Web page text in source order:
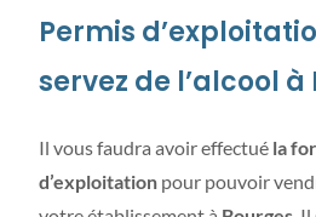
Permis
servez de l’alcool à
Il vous faudra avoir effectué la
d’exploitation pour pouvoir